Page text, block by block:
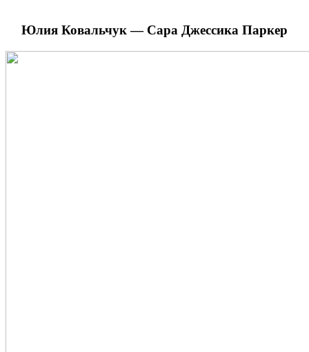
Юлия Ковальчук — Сара Джессика Паркер